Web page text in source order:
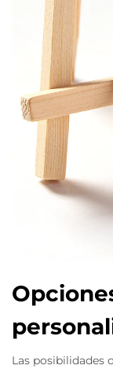
Las posibilidades